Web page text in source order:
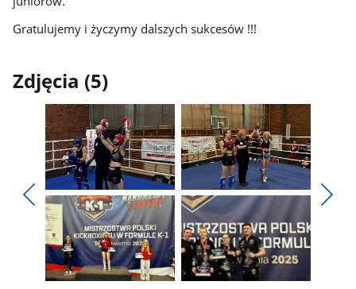
Gratulujemy i życzymy dalszych sukcesów !!!
Zdjęcia (5)
Pokaż
poprzednie
zdjęcia
Pokaż
zdjęcie
1
z
galerii.
Pokaż
zdjęcie
2
z
galerii.